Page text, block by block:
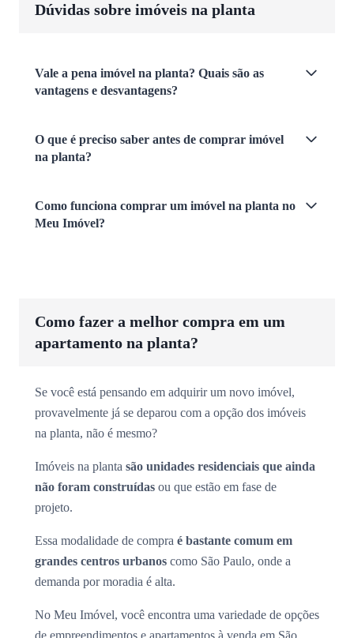
Dúvidas sobre imóveis na planta
Vale a pena imóvel na planta? Quais são as
vantagens e desvantagens?
O que é preciso saber antes de comprar imóvel
na planta?
Como funciona comprar um imóvel na planta no
Meu Imóvel?
Como fazer a melhor compra em um
apartamento na planta?
Se você está pensando em adquirir um novo imóvel,
provavelmente já se deparou com a opção dos imóveis
na planta, não é mesmo?
Imóveis na planta são unidades residenciais que ainda
não foram construídas ou que estão em fase de
projeto.
Essa modalidade de compra é bastante comum em
grandes centros urbanos como São Paulo, onde a
demanda por moradia é alta.
No Meu Imóvel, você encontra uma variedade de opções
de empreendimentos e apartamentos à venda em São